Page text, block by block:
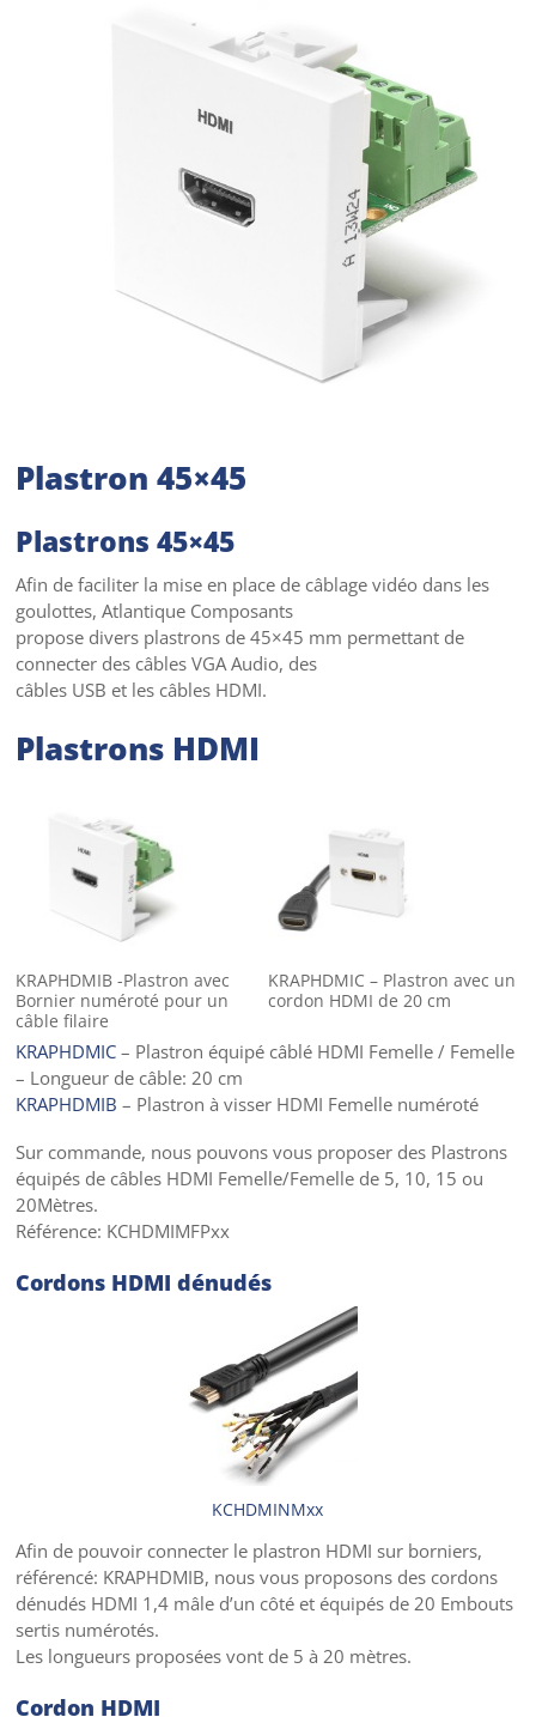
Plastron 45×45
Plastrons 45×45
Afin de faciliter la mise en place de câblage vidéo dans les
goulottes, Atlantique Composants
propose divers plastrons de 45×45 mm permettant de
connecter des câbles VGA Audio, des
câbles USB et les câbles HDMI.
Plastrons HDMI
KRAPHDMIB -Plastron avec
Bornier numéroté pour un
câble filaire
KRAPHDMIC – Plastron avec un
cordon HDMI de 20 cm
KRAPHDMIC – Plastron équipé câblé HDMI Femelle / Femelle
– Longueur de câble: 20 cm
KRAPHDMIB – Plastron à visser HDMI Femelle numéroté
Sur commande, nous pouvons vous proposer des Plastrons
équipés de câbles HDMI Femelle/Femelle de 5, 10, 15 ou
20Mètres.
Référence: KCHDMIMFPxx
Cordons HDMI dénudés
KCHDMINMxx
Afin de pouvoir connecter le plastron HDMI sur borniers,
référencé: KRAPHDMIB, nous vous proposons des cordons
dénudés HDMI 1,4 mâle d’un côté et équipés de 20 Embouts
sertis numérotés.
Les longueurs proposées vont de 5 à 20 mètres.
Cordon HDMI